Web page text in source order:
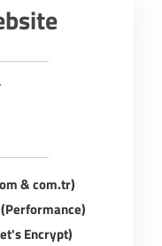
& com.tr)
Encrypt)